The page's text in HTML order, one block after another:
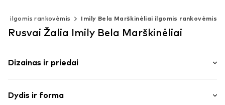
ilgomis rankovėmis Imily Bela Marškinėliai ilgomis rankovėmis
Rusvai Žalia Imily Bela Marškinėliai
Dizainas ir priedai
plonas trikotažas
Dydis ir forma